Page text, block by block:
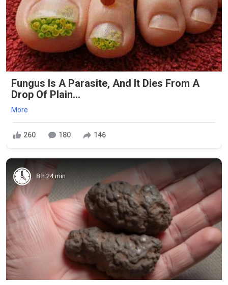
Fungus Is A Parasite, And It Dies From A
Drop Of Plain...
More
260 180 146
8 h 24 min